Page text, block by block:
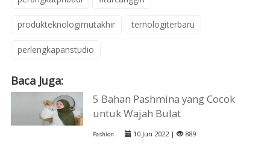
produkteknologimutakhir ternologiterbaru
perlengkapanstudio
Baca Juga:
5 Bahan Pashmina yang Cocok
untuk Wajah Bulat
Fashion 10 Jun 2022 | 889